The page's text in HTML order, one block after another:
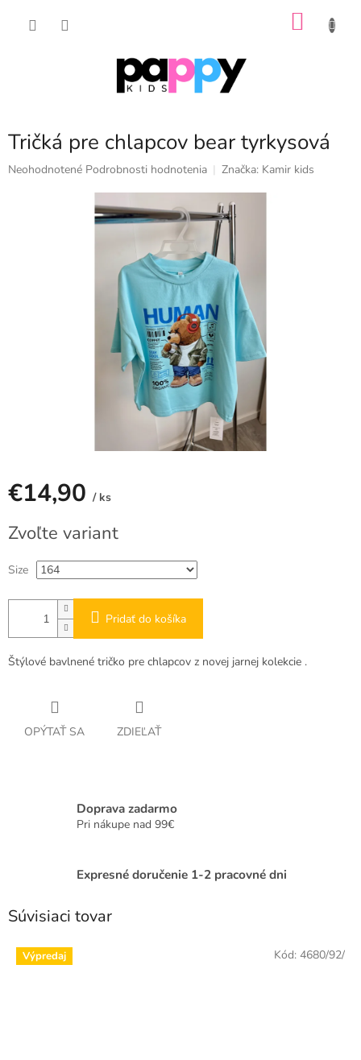
Tričká pre chlapcov bear tyrkysová
Priemerné
Neohodnotené Podrobnosti hodnotenia Značka: Kamir kids
€14,90 / ks
cena:
Zvoľte variant
Size
Pridať do košíka
Štýlové bavlnené tričko pre chlapcov z novej jarnej kolekcie .
OPÝTAŤ SA ZDIEĽAŤ
Doprava zadarmo
Pri nákupe nad 99€
Expresné doručenie 1-2 pracovné dni
Súvisiaci tovar
Výpredaj Kód: 4680/92/